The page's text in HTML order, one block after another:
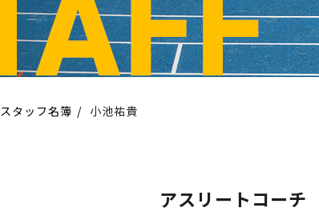
スタッフ名簿 小池祐貴
アスリートコーチ